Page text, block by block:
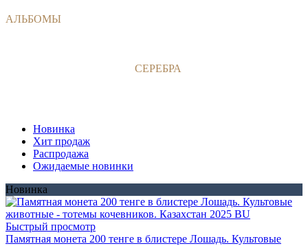
АЛЬБОМЫ
СЕРЕБРА
Новинка
Хит продаж
Распродажа
Ожидаемые новинки
Новинка
Быстрый просмотр
Памятная монета 200 тенге в блистере Лошадь. Культовые